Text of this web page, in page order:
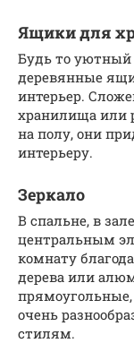
Ящики для
Будь то
деревянные
интерьер.
хранилища или
на полу, они
интерьеру.
Зеркало
В спальне, в
центральным
комнату
дерева или
очень
стилям.